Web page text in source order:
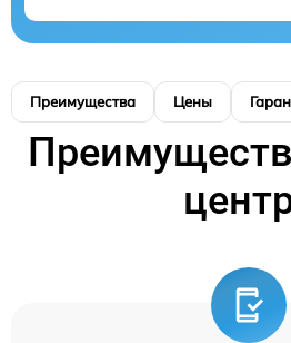
Преимущества Цены